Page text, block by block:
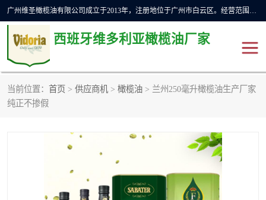
广州维圣橄榄油有限公司成立于2013年，注册地位于广州市白云区。经营范围包括饲料原料销售;畜牧渔业饲料销售;化妆品批发;贸易经纪;食品进出口等，主要产品有：橄榄果渣油，橄榄油，纯橄榄油等。
西班牙维多利亚橄榄油厂家
当前位置： 首页 > 供应商机 > 橄榄油 > 兰州250毫升橄榄油生产厂家
纯正不掺假
橄榄油
费利佩橄榄油 特级初榨橄榄油